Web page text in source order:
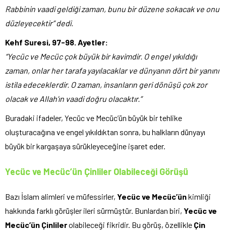
Rabbinin vaadi geldiği zaman, bunu bir düzene sokacak ve onu
düzleyecektir” dedi.
Kehf Suresi, 97-98. Ayetler:
“Yecüc ve Mecüc çok büyük bir kavimdir. O engel yıkıldığı
zaman, onlar her tarafa yayılacaklar ve dünyanın dört bir yanını
istila edeceklerdir. O zaman, insanların geri dönüşü çok zor
olacak ve Allah’ın vaadi doğru olacaktır.”
Buradaki ifadeler, Yecüc ve Mecüc’ün büyük bir tehlike
oluşturacağına ve engel yıkıldıktan sonra, bu halkların dünyayı
büyük bir kargaşaya sürükleyeceğine işaret eder.
Yecüc ve Mecüc’ün Çinliler Olabileceği Görüşü
Bazı İslam alimleri ve müfessirler, Yecüc ve Mecüc’ünkimliği
hakkında farklı görüşler ileri sürmüştür. Bunlardan biri, Yecüc ve
Mecüc’ün Çinlilerolabileceği fikridir. Bu görüş, özellikle Çin